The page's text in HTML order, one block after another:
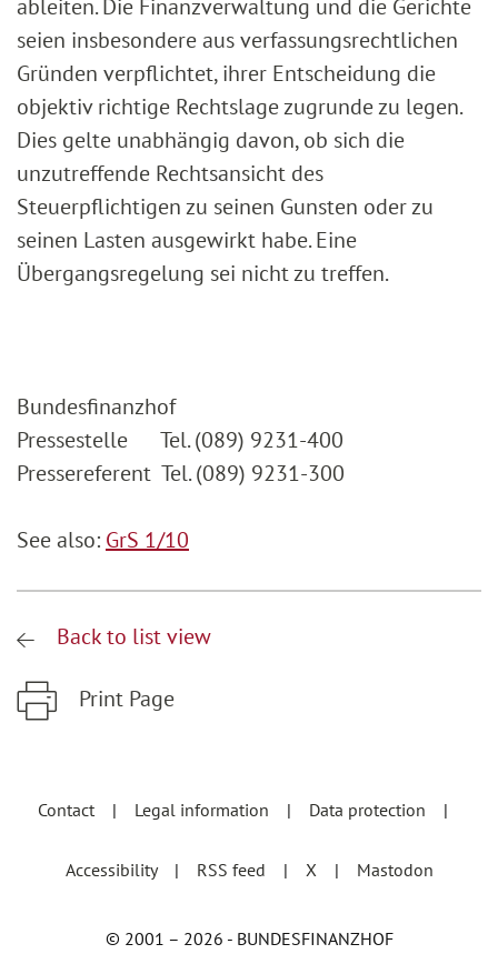
ableiten. Die Finanzverwaltung und die Gerichte
seien insbesondere aus verfassungsrechtlichen
Gründen verpflichtet, ihrer Entscheidung die
objektiv richtige Rechtslage zugrunde zu legen.
Dies gelte unabhängig davon, ob sich die
unzutreffende Rechtsansicht des
Steuerpflichtigen zu seinen Gunsten oder zu
seinen Lasten ausgewirkt habe. Eine
Übergangsregelung sei nicht zu treffen.
Bundesfinanzhof
Pressestelle Tel. (089) 9231-400
Pressereferent Tel. (089) 9231-300
See also: GrS 1/10
Back to list view
Print Page
Contact
Legal information Data protection
Accessibility RSS feed X Mastodon
© 2001 – 2026 - BUNDESFINANZHOF